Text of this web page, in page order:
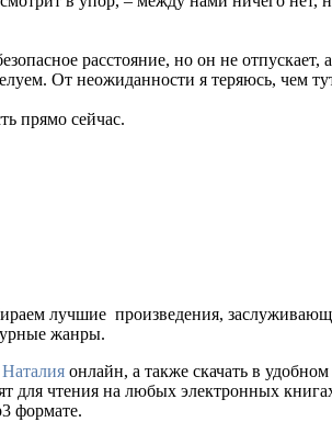
расстояние, но он не отпускает,
От неожиданности я теряюсь, чем
прямо сейчас.
лучшие произведения,
жанры.
онлайн, а также скачать в
для чтения на любых электронных
формате.